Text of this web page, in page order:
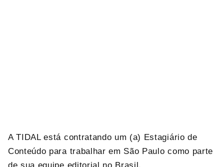
A TIDAL está contratando um (a) Estagiário de
Conteúdo para trabalhar em São Paulo como parte
de sua equipe editorial no Brasil.